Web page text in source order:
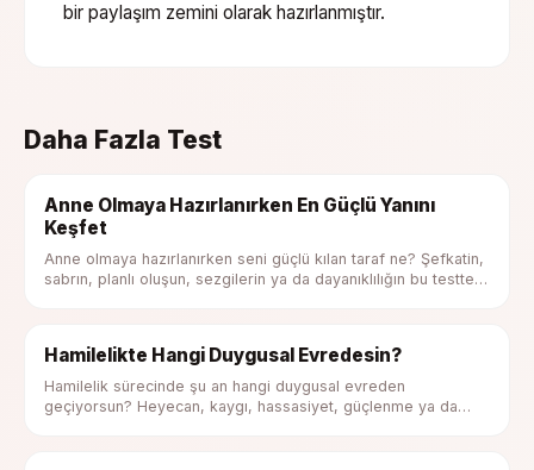
bir paylaşım zemini olarak hazırlanmıştır.
Daha Fazla Test
Anne Olmaya Hazırlanırken En Güçlü Yanını
Keşfet
Anne olmaya hazırlanırken seni güçlü kılan taraf ne? Şefkatin,
sabrın, planlı oluşun, sezgilerin ya da dayanıklılığın bu testte
Hamilelikte Hangi Duygusal Evredesin?
Hamilelik sürecinde şu an hangi duygusal evreden
geçiyorsun? Heyecan, kaygı, hassasiyet, güçlenme ya da